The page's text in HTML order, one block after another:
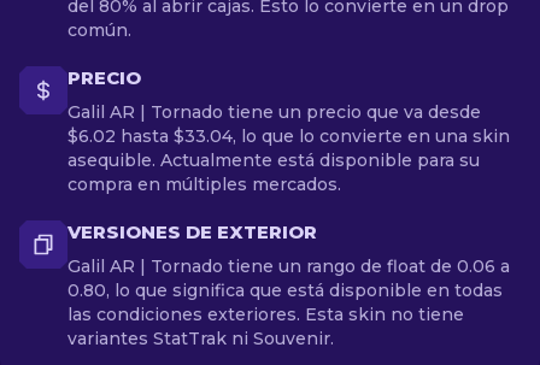
del 80% al abrir cajas. Esto lo convierte en un drop
común.
PRECIO
Galil AR | Tornado tiene un precio que va desde
$6.02 hasta $33.04, lo que lo convierte en una skin
asequible. Actualmente está disponible para su
compra en múltiples mercados.
VERSIONES DE EXTERIOR
Galil AR | Tornado tiene un rango de float de 0.06 a
0.80, lo que significa que está disponible en todas
las condiciones exteriores. Esta skin no tiene
variantes StatTrak ni Souvenir.